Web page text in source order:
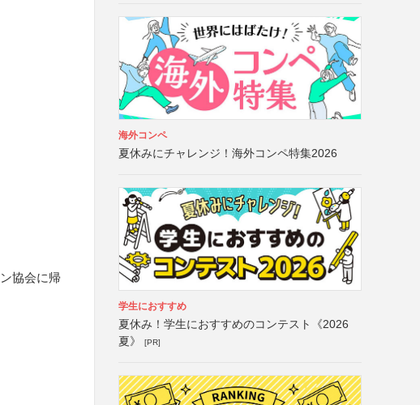
協会に帰
海外コンペ
夏休みにチャレンジ！海外コンペ特集2026
学生におすすめ
夏休み！学生におすすめのコンテスト《2026
夏》
[PR]